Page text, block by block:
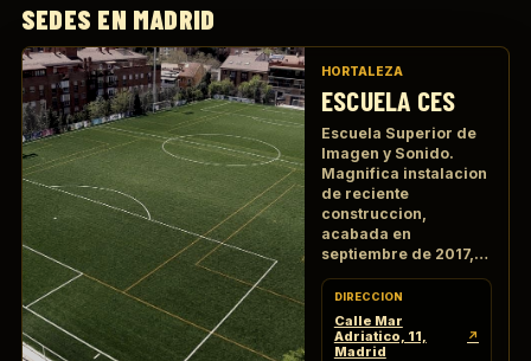
SEDES EN MADRID
HORTALEZA
ESCUELA CES
Escuela Superior de
Imagen y Sonido.
Magnifica instalacion
de reciente
construccion,
acabada en
septiembre de 2017,
futbol 7 de cesped
artificial de ultima
generacion.
DIRECCION
Calle Mar
Adriatico, 11,
Madrid
↗